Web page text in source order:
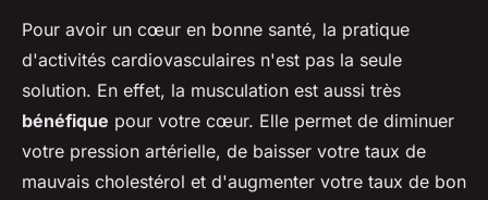
Pour avoir un cœur en bonne santé, la pratique
d'activités cardiovasculaires n'est pas la seule
solution. En effet, la musculation est aussi très
bénéfique pour votre cœur. Elle permet de diminuer
votre pression artérielle, de baisser votre taux de
mauvais cholestérol et d'augmenter votre taux de bon